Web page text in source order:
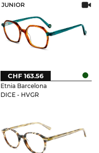
JUNIOR
Etnia Barcelona
DICE - HVGR
CHF 163.56